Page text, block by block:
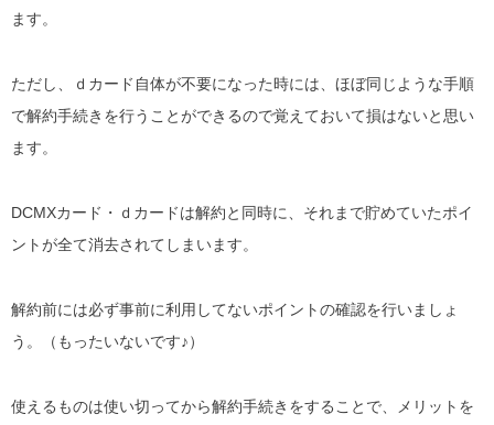
ます。
ただし、ｄカード自体が不要になった時には、ほぼ同じような手順
で解約手続きを行うことができるので覚えておいて損はないと思い
ます。
DCMXカード・ｄカードは解約と同時に、それまで貯めていたポイ
ントが全て消去されてしまいます。
解約前には必ず事前に利用してないポイントの確認を行いましょ
う。（もったいないです♪）
使えるものは使い切ってから解約手続きをすることで、メリットを